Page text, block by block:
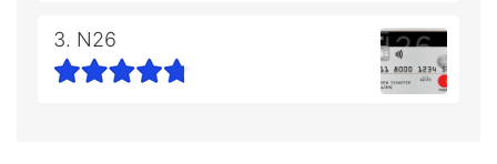
3. N26